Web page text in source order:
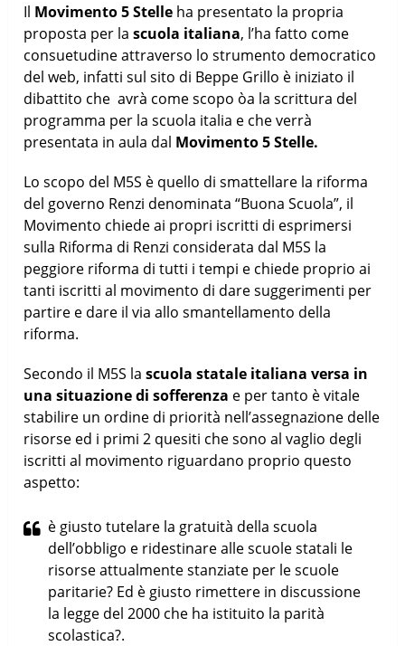
Il Movimento 5 Stelle ha presentato la propria
proposta per lascuola italiana, l’ha fatto come
consuetudine attraverso lo strumento democratico
del web, infatti sul sito di Beppe Grillo è iniziato il
dibattito che avrà come scopo òa la scrittura del
programma per la scuola italia e che verrà
presentata in aula dal Movimento 5 Stelle.
Lo scopo del M5S è quello di smattellare la riforma
del governo Renzi denominata “Buona Scuola”, il
Movimento chiede ai propri iscritti di esprimersi
sulla Riforma di Renzi considerata dal M5S la
peggiore riforma di tutti i tempi e chiede proprio ai
tanti iscritti al movimento di dare suggerimenti per
partire e dare il via allo smantellamento della
riforma.
Secondo il M5S lascuola statale italiana versa in
una situazione di sofferenza e per tanto è vitale
stabilire un ordine di priorità nell’assegnazione delle
risorse ed i primi 2 quesiti che sono al vaglio degli
iscritti al movimento riguardano proprio questo
aspetto:
è giusto tutelare la gratuità della scuola
dell’obbligo e ridestinare alle scuole statali le
risorse attualmente stanziate per le scuole
paritarie? Ed è giusto rimettere in discussione
la legge del 2000 che ha istituito la parità
scolastica?.